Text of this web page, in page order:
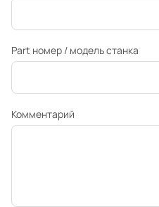
Part номер / модель станка
Комментарий